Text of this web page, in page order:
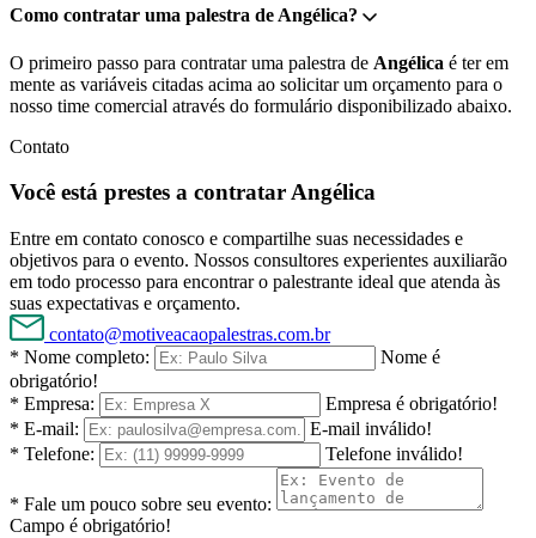
Como contratar uma palestra de Angélica?
O primeiro passo para contratar uma palestra de Angélica é ter em
mente as variáveis citadas acima ao solicitar um orçamento para o
nosso time comercial através do formulário disponibilizado abaixo.
Contato
Você está prestes a contratar Angélica
Entre em contato conosco e compartilhe suas necessidades e
objetivos para o evento. Nossos consultores experientes auxiliarão
em todo processo para encontrar o palestrante ideal que atenda às
suas expectativas e orçamento.
contato@motiveacaopalestras.com.br
* Nome completo:
Nome é
obrigatório!
* Empresa:
Empresa é obrigatório!
* E-mail:
E-mail inválido!
* Telefone:
Telefone inválido!
* Fale um pouco sobre seu evento:
Campo é obrigatório!